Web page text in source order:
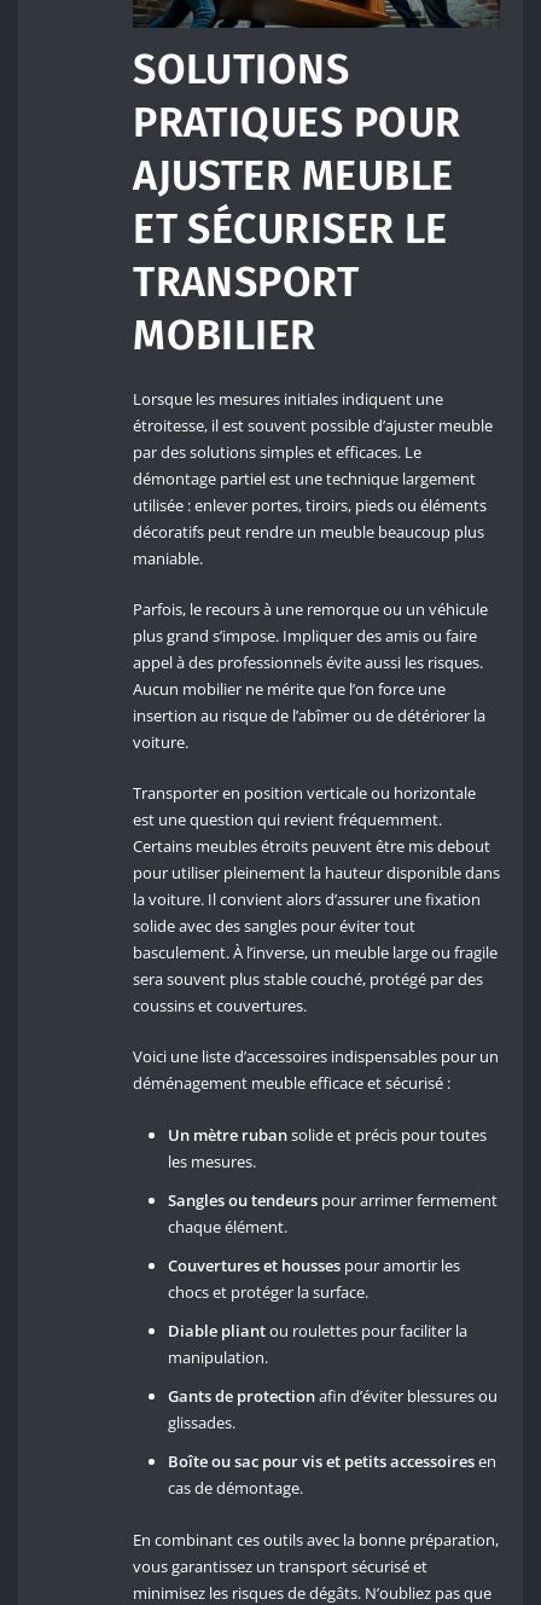
SOLUTIONS
PRATIQUES POUR
AJUSTER MEUBLE
ET SÉCURISER LE
TRANSPORT
MOBILIER
Lorsque les mesures initiales indiquent une
étroitesse, il est souvent possible d’ajuster meuble
par des solutions simples et efficaces. Le
démontage partiel est une technique largement
utilisée : enlever portes, tiroirs, pieds ou éléments
décoratifs peut rendre un meuble beaucoup plus
maniable.
Parfois, le recours à une remorque ou un véhicule
plus grand s’impose. Impliquer des amis ou faire
appel à des professionnels évite aussi les risques.
Aucun mobilier ne mérite que l’on force une
insertion au risque de l’abîmer ou de détériorer la
voiture.
Transporter en position verticale ou horizontale
est une question qui revient fréquemment.
Certains meubles étroits peuvent être mis debout
pour utiliser pleinement la hauteur disponible dans
la voiture. Il convient alors d’assurer une fixation
solide avec des sangles pour éviter tout
basculement. À l’inverse, un meuble large ou fragile
sera souvent plus stable couché, protégé par des
coussins et couvertures.
Voici une liste d’accessoires indispensables pour un
déménagement meuble efficace et sécurisé :
Un mètre rubansolide et précis pour toutes
les mesures.
Sangles ou tendeurs pour arrimer fermement
chaque élément.
Couvertures et housses pour amortir les
chocs et protéger la surface.
Diable pliantou roulettes pour faciliter la
manipulation.
Gants de protectionafin d’éviter blessures ou
glissades.
Boîte ou sac pour vis et petits accessoiresen
cas de démontage.
En combinant ces outils avec la bonne préparation,
vous garantissez un transport sécurisé et
minimisez les risques de dégâts. N’oubliez pas que